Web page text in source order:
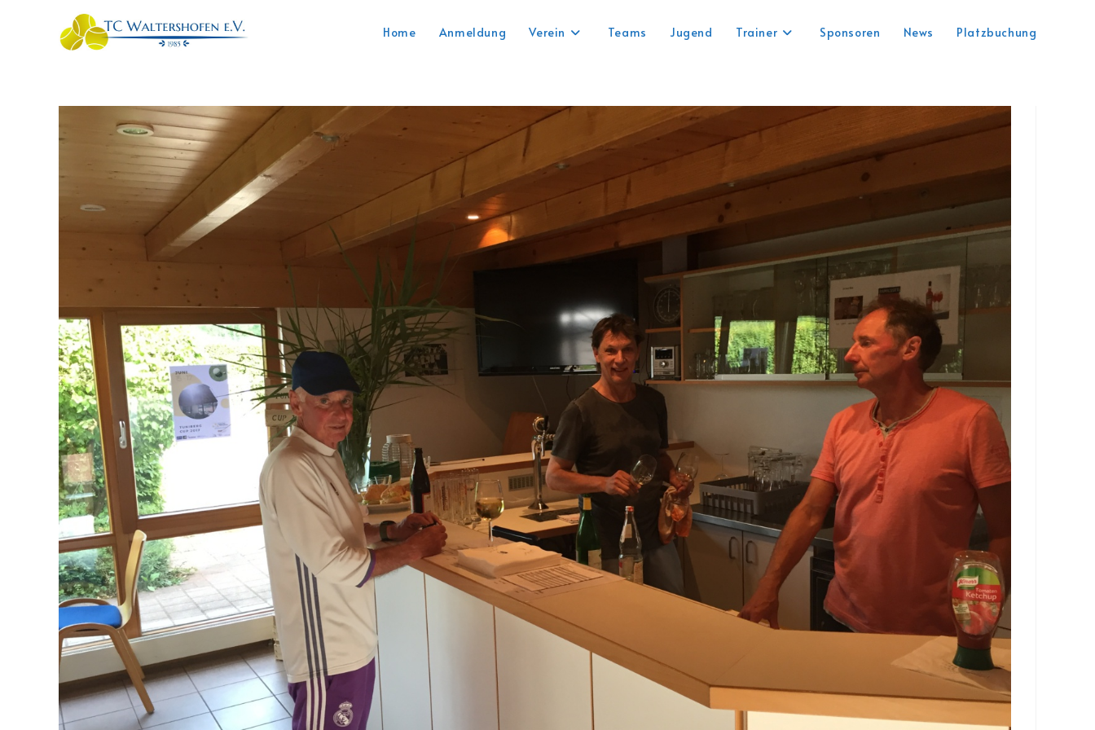
Home Anmeldung Verein Teams Jugend Trainer Sponsoren News Platzbuchung